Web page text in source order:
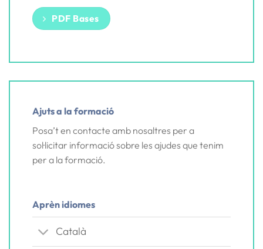
PDF Bases
Ajuts a la formació
Posa’t en contacte amb nosaltres per a
sol·licitar informació sobre les ajudes que tenim
per a la formació.
Aprèn idiomes
Català